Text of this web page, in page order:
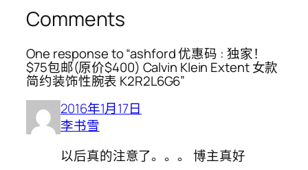
Comments
One response to “ashford 优惠码 : 独家！
$75包邮(原价$400) Calvin Klein Extent 女款
简约装饰性腕表 K2R2L6G6”
2016年1月17日
李书雪
以后真的注意了。。。 博主真好